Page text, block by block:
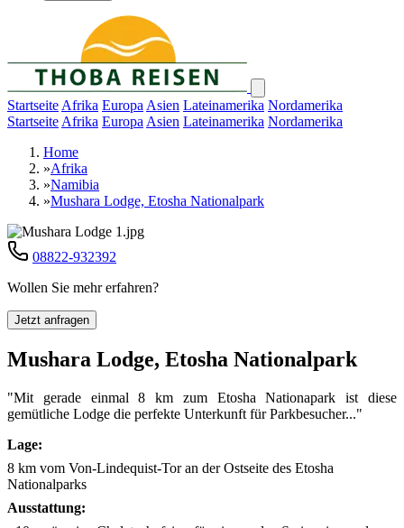
Startseite Afrika Europa Asien Lateinamerika Nordamerika
Startseite Afrika Europa Asien Lateinamerika Nordamerika
Home
»Afrika
»Namibia
»Mushara Lodge, Etosha Nationalpark
08822-932392
Wollen Sie mehr erfahren?
Jetzt anfragen
Mushara Lodge, Etosha Nationalpark
"Mit gerade einmal 8 km zum Etosha Nationapark ist diese
gemütliche Lodge die perfekte Unterkunft für Parkbesucher..."
Lage:
8 km vom Von-Lindequist-Tor an der Ostseite des Etosha
Nationalparks
Ausstattung: